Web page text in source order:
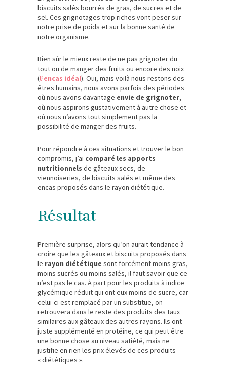
biscuits salés bourrés de gras, de sucres et de
sel. Ces grignotages trop riches vont peser sur
notre prise de poids et sur la bonne santé de
notre organisme.
Bien sûr le mieux reste de ne pas grignoter du
tout ou de manger des fruits ou encore des noix
(l’encas idéal). Oui, mais voilà nous restons des
êtres humains, nous avons parfois des périodes
où nous avons davantage envie de grignoter,
où nous aspirons gustativement à autre chose et
où nous n’avons tout simplement pas la
possibilité de manger des fruits.
Pour répondre à ces situations et trouver le bon
compromis, j’ai comparé les apports
nutritionnels de gâteaux secs, de
viennoiseries, de biscuits salés et même des
encas proposés dans le rayon diététique.
Résultat
Première surprise, alors qu’on aurait tendance à
croire que les gâteaux et biscuits proposés dans
le rayon diététique sont forcément moins gras,
moins sucrés ou moins salés, il faut savoir que ce
n’est pas le cas. À part pour les produits à indice
glycémique réduit qui ont eux moins de sucre, car
celui-ci est remplacé par un substitue, on
retrouvera dans le reste des produits des taux
similaires aux gâteaux des autres rayons. Ils ont
juste supplémenté en protéine, ce qui peut être
une bonne chose au niveau satiété, mais ne
justifie en rien les prix élevés de ces produits
« diététiques ».